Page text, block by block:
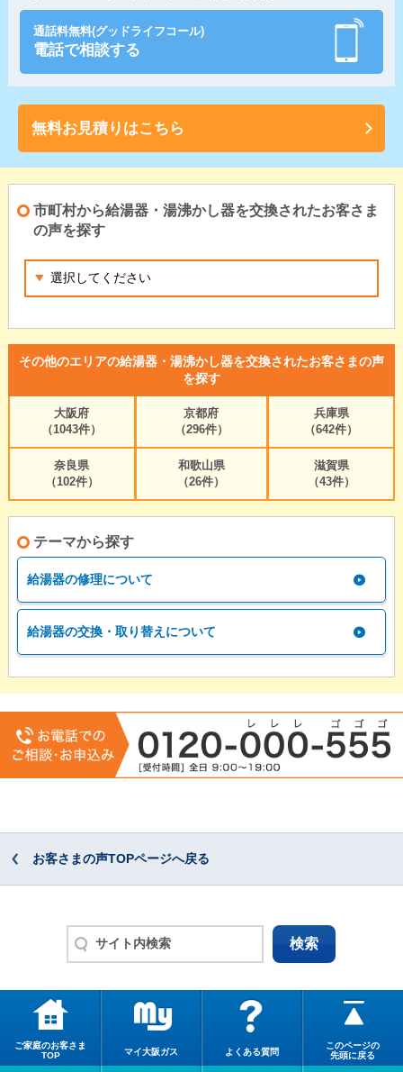
通話料無料(グッドライフコール)
電話で相談する
無料お見積りはこちら
市町村から給湯器・湯沸かし器を交換されたお客さま
の声を探す
その他のエリアの給湯器・湯沸かし器を交換されたお客さまの声
を探す
大阪府
（1043件）
京都府
（296件）
兵庫県
（642件）
奈良県
（102件）
和歌山県
（26件）
滋賀県
（43件）
テーマから探す
給湯器の修理について
給湯器の交換・取り替えについて
お客さまの声TOPページへ戻る
ご家庭のお客さま
TOP
マイ大阪ガス よくある質問
このページの
先頭に戻る